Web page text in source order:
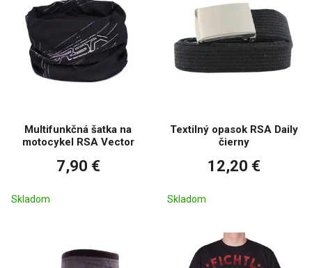
Multifunkčná šatka na
motocykel RSA Vector
7,90 €
Skladom
Textilný opasok RSA Daily
čierny
12,20 €
Skladom